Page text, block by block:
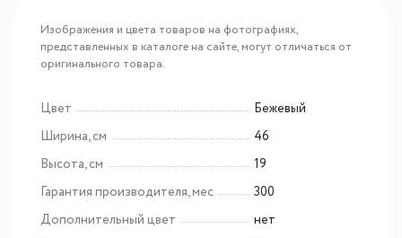
Изображения и цвета товаров на фотографиях,
представленных в каталоге на сайте, могут отличаться от
оригинального товара.
Цвет
Бежевый
Ширина, см
46
Высота, см
19
Гарантия производителя, мес
300
Дополнительный цвет
нет